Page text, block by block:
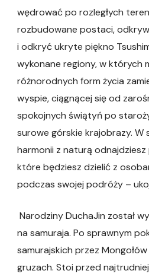
wędrować po rozległych
rozbudowane postaci,
i odkryć ukryte piękno
wykonane regiony, w których
różnorodnych form życia
wyspie, ciągnącej się od
spokojnych świątyń po
surowe górskie krajobrazy. W
harmonii z naturą
które będziesz dzielić z
podczas swojej podróży –
Narodziny DuchaJin został
na samuraja. Po sprawnym
samurajskich przez
gruzach. Stoi przed